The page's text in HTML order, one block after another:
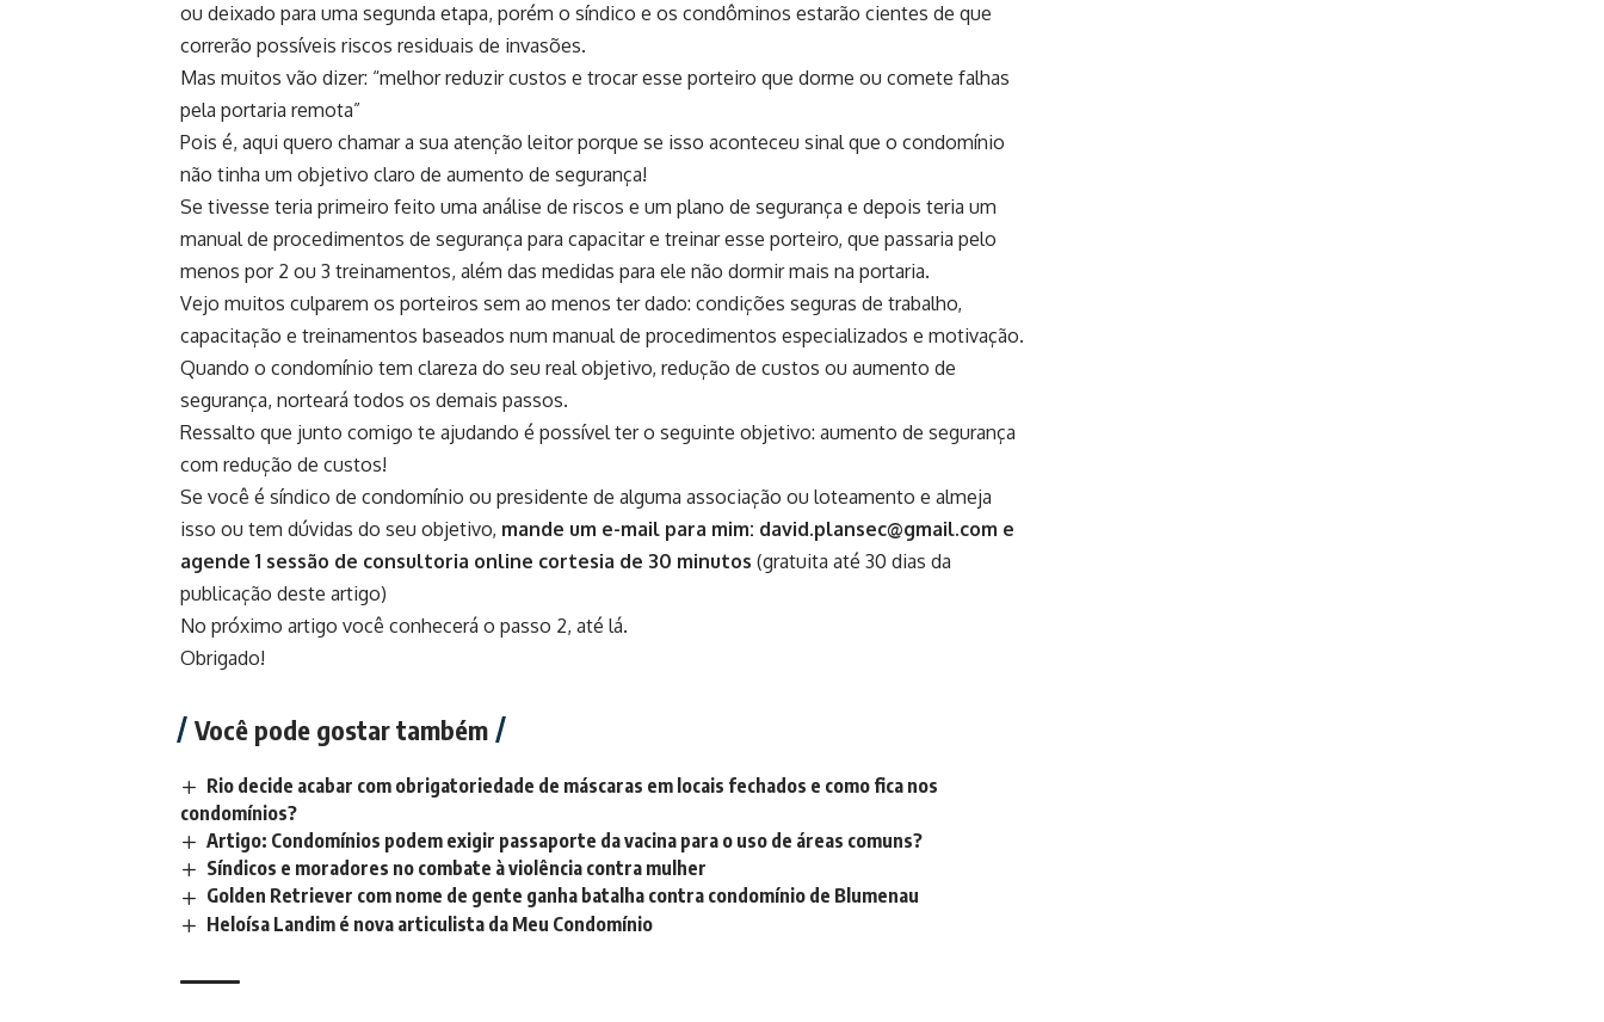
ou deixado para uma segunda etapa, porém o síndico e os condôminos estarão cientes de que
correrão possíveis riscos residuais de invasões.
Mas muitos vão dizer: “melhor reduzir custos e trocar esse porteiro que dorme ou comete falhas
pela portaria remota”
Pois é, aqui quero chamar a sua atenção leitor porque se isso aconteceu sinal que o condomínio
não tinha um objetivo claro de aumento de segurança!
Se tivesse teria primeiro feito uma análise de riscos e um plano de segurança e depois teria um
manual de procedimentos de segurança para capacitar e treinar esse porteiro, que passaria pelo
menos por 2 ou 3 treinamentos, além das medidas para ele não dormir mais na portaria.
Vejo muitos culparem os porteiros sem ao menos ter dado: condições seguras de trabalho,
capacitação e treinamentos baseados num manual de procedimentos especializados e motivação.
Quando o condomínio tem clareza do seu real objetivo, redução de custos ou aumento de
segurança, norteará todos os demais passos.
Ressalto que junto comigo te ajudando é possível ter o seguinte objetivo: aumento de segurança
com redução de custos!
Se você é síndico de condomínio ou presidente de alguma associação ou loteamento e almeja
isso ou tem dúvidas do seu objetivo, mande um e-mail para mim: david.plansec@gmail.com e
agende 1 sessão de consultoria online cortesia de 30 minutos (gratuita até 30 dias da
publicação deste artigo)
No próximo artigo você conhecerá o passo 2, até lá.
Obrigado!
Você pode gostar também
Rio decide acabar com obrigatoriedade de máscaras em locais fechados e como fica nos
condomínios?
Artigo: Condomínios podem exigir passaporte da vacina para o uso de áreas comuns?
Síndicos e moradores no combate à violência contra mulher
Golden Retriever com nome de gente ganha batalha contra condomínio de Blumenau
Heloísa Landim é nova articulista da Meu Condomínio